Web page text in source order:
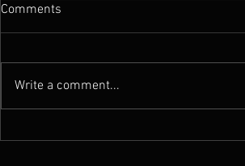
Comments
Write a comment...